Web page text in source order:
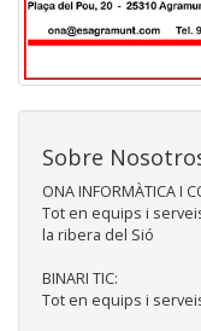
Sobre
ONA INFORMÀTICA I
Tot en equips i
la ribera del Sió
BINARI TIC:
Tot en equips i